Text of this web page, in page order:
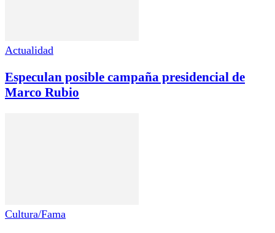
Actualidad
Especulan posible campaña presidencial de
Marco Rubio
Cultura/Fama